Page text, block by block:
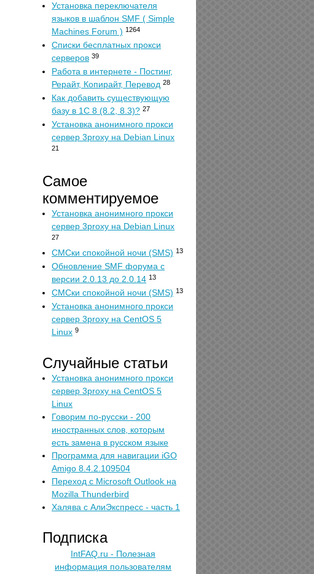
Установка переключателя
языков в шаблон SMF ( Simple
Machines Forum ) 1264
Списки бесплатных прокси
серверов 39
Работа в интернете - Постинг,
Рерайт, Копирайт, Перевод 28
Как добавить существующую
базу в 1С 8 (8.2, 8.3)? 27
Установка анонимного прокси
сервер 3proxy на Debian Linux
21
Самое
комментируемое
Установка анонимного прокси
сервер 3proxy на Debian Linux
27
СМСки спокойной ночи (SMS) 13
Обновление SMF форума с
версии 2.0.13 до 2.0.14 13
СМСки спокойной ночи (SMS) 13
Установка анонимного прокси
сервер 3proxy на CentOS 5
Linux 9
Случайные статьи
Установка анонимного прокси
сервер 3proxy на CentOS 5
Linux
Говорим по-русски - 200
иностранных слов, которым
есть замена в русском языке
Программа для навигации iGO
Amigo 8.4.2.109504
Переход с Microsoft Outlook на
Mozilla Thunderbird
Халява с АлиЭкспресс - часть 1
Подписка
IntFAQ.ru - Полезная
информация пользователям